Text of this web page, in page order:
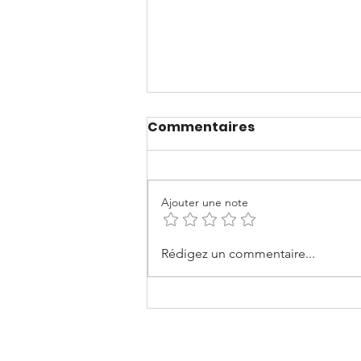
En route en mai 2026:
Jour 25
Commentaires
Ajouter une note
Rédigez un commentaire...